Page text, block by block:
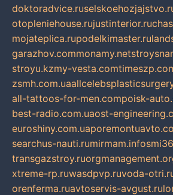
doktoradvice.ru
otopleniehouse.rujustinterior.ru
mojateplica.rupodelkimaster.ru
garazhov.commonamy.net
stroyu.kzmy-vesta.com
zsmh.com.ua
all-tattoos-for-men.compoisk-
best-radio.com.uaost-
euroshiny.com.ua
searchus-nauti.rumirmam.info
transgazstroy.ru
xtreme-rp.ruwasdpvp.ruvoda-
orenferma.ruavtoservis-avgust.ru